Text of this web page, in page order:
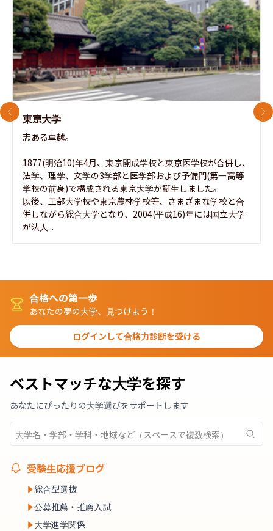
東京大学
志ある卓越。
1877(明治10)年4月、東京開成学校と東京医学校が合併し、
法学、理学、文学の3学部と医学部および予備門(第一高等
学校の前身)で構成される東京大学が誕生しました。
以後、工部大学校や東京農林学校等、さまざまな学校と合
併しながら総合大学となり、2004(平成16)年には国立大学
が法人...
前のスライド 次
合格への第一歩
あなたの夢の大学、見つけよう！
ログインして合格力診断を受ける
ベストマッチな大学を探す
あなたにぴったりの大学選びをサポートします
受験生応援ブログ
総合型選抜
公募推薦・推薦入試
大学進学関係